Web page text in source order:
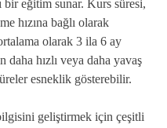
bir eğitim sunar. Kurs süresi,
hızına bağlı olarak
olarak 3 ila 6 ay
daha hızlı veya daha yavaş
esneklik gösterebilir.
geliştirmek için çeşitli